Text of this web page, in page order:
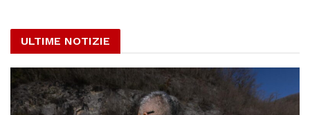
ULTIME NOTIZIE